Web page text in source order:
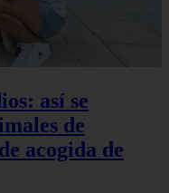
así se
de
acogida de